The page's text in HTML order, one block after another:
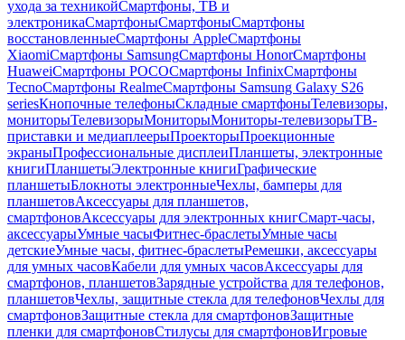
ухода за техникойСмартфоны, ТВ и
электроникаСмартфоныСмартфоныСмартфоны
восстановленныеСмартфоны AppleСмартфоны
XiaomiСмартфоны SamsungСмартфоны HonorСмартфоны
HuaweiСмартфоны POCOСмартфоны InfinixСмартфоны
TecnoСмартфоны RealmeСмартфоны Samsung Galaxy S26
seriesКнопочные телефоныСкладные смартфоныТелевизоры,
мониторыТелевизорыМониторыМониторы-телевизорыТВ-
приставки и медиаплеерыПроекторыПроекционные
экраныПрофессиональные дисплеиПланшеты, электронные
книгиПланшетыЭлектронные книгиГрафические
планшетыБлокноты электронныеЧехлы, бамперы для
планшетовАксессуары для планшетов,
смартфоновАксессуары для электронных книгСмарт-часы,
аксессуарыУмные часыФитнес-браслетыУмные часы
детскиеУмные часы, фитнес-браслетыРемешки, аксессуары
для умных часовКабели для умных часовАксессуары для
смартфонов, планшетовЗарядные устройства для телефонов,
планшетовЧехлы, защитные стекла для телефоновЧехлы для
смартфоновЗащитные стекла для смартфоновЗащитные
пленки для смартфоновСтилусы для смартфоновИгровые